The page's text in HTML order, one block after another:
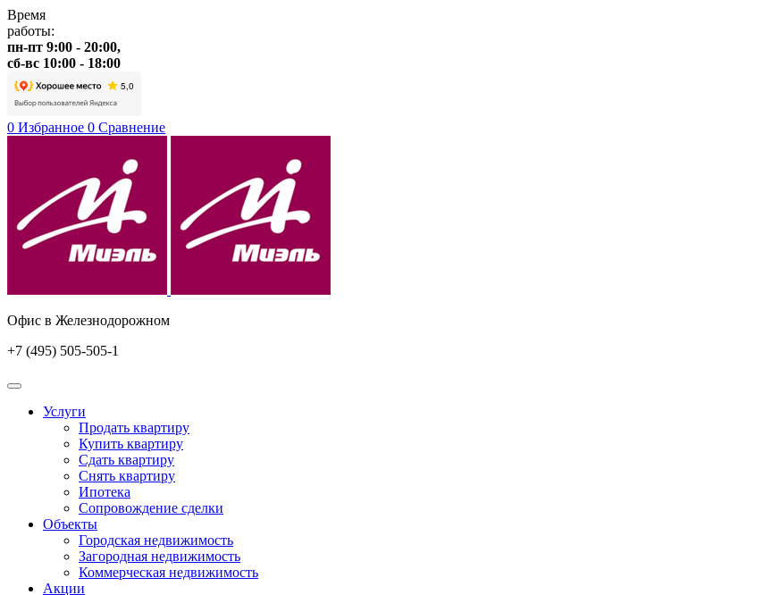
Время
работы:
пн-пт 9:00 - 20:00,
сб-вс 10:00 - 18:00
0 Избранное 0 Сравнение
Офис в Железнодорожном
+7 (495) 505-505-1
Услуги
Продать квартиру
Купить квартиру
Сдать квартиру
Снять квартиру
Ипотека
Сопровождение сделки
Объекты
Городская недвижимость
Загородная недвижимость
Коммерческая недвижимость
Акции